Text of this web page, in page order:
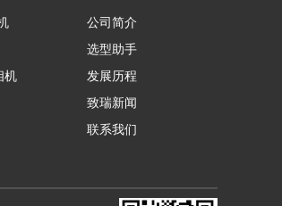
机
公司简介
选型助手
发展历程
致瑞新闻
联系我们